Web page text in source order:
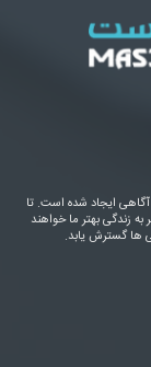
ایجاد شده است. تا
به زندگی بهتر ما خواهند
ها گسترش یابد.